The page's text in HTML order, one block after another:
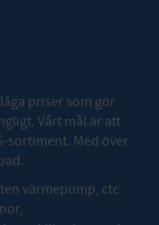
priser som gör
Vårt mål är att
sortiment. Med över
värmepump, ctc